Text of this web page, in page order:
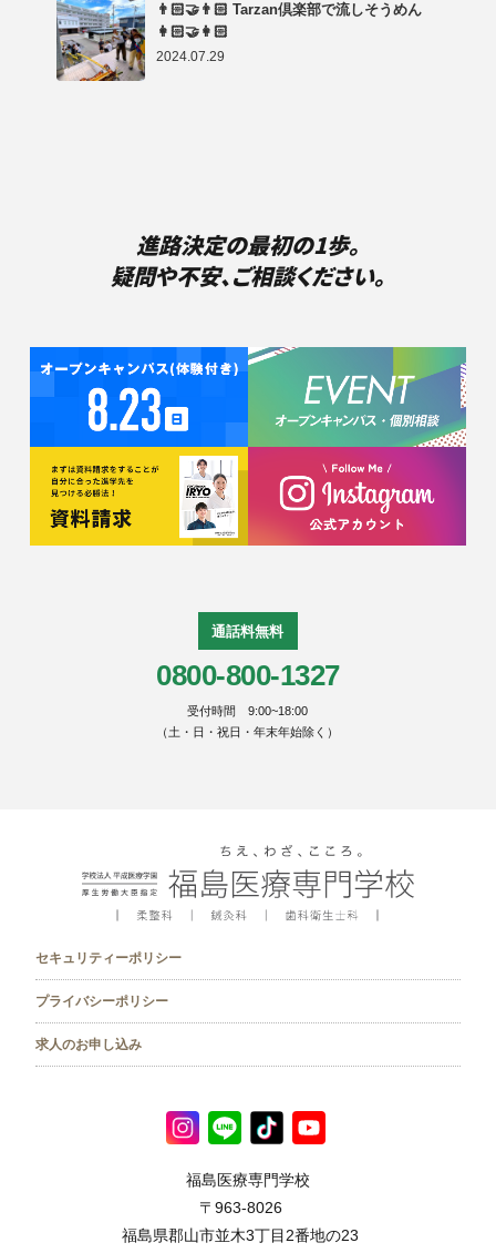
👨🏻‍🤝‍👨🏻 Tarzan倶楽部で流しそうめん
👩🏻‍🤝‍👩🏻
2024.07.29
進路決定の最初の1歩。
疑問や不安、ご相談ください。
通話料無料
0800-800-1327
受付時間 9:00~18:00
（土・日・祝日・年末年始除く）
セキュリティーポリシー
プライバシーポリシー
求人のお申し込み
福島医療専門学校
〒963-8026
福島県郡山市並木3丁目2番地の23